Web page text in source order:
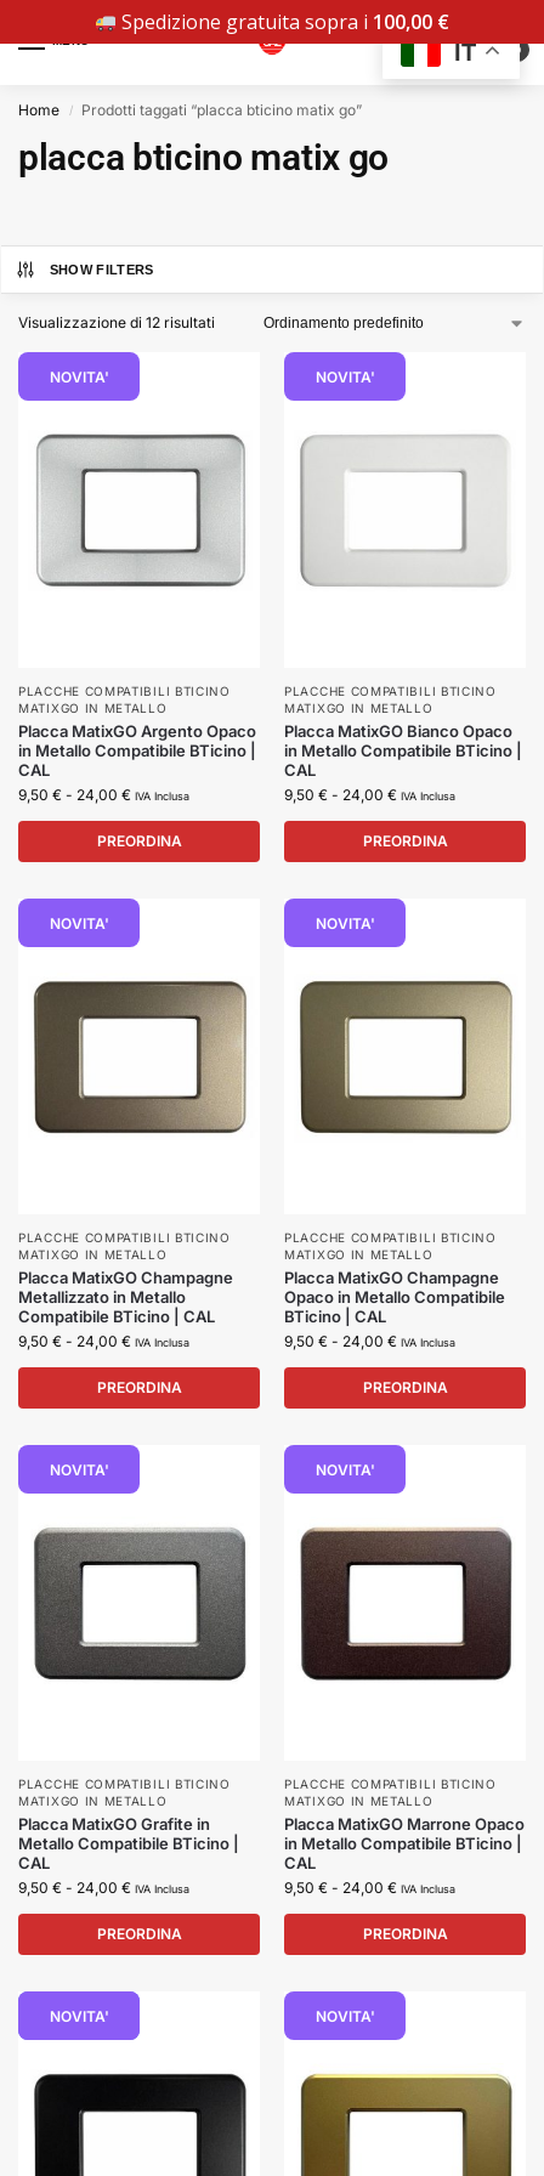
0
Home / Prodotti taggati “placca bticino matix go”
placca bticino matix go
SHOW FILTERS
Visualizzazione di 12 risultati
NOVITA'
PLACCHE COMPATIBILI BTICINO
MATIXGO IN METALLO
Placca MatixGO Argento Opaco
in Metallo Compatibile BTicino |
CAL
9,50 € - 24,00 € IVA Inclusa
PREORDINA
NOVITA'
PLACCHE COMPATIBILI BTICINO
MATIXGO IN METALLO
Placca MatixGO Bianco Opaco
in Metallo Compatibile BTicino |
CAL
9,50 € - 24,00 € IVA Inclusa
PREORDINA
NOVITA'
PLACCHE COMPATIBILI BTICINO
MATIXGO IN METALLO
Placca MatixGO Champagne
Metallizzato in Metallo
Compatibile BTicino | CAL
9,50 € - 24,00 € IVA Inclusa
PREORDINA
NOVITA'
PLACCHE COMPATIBILI BTICINO
MATIXGO IN METALLO
Placca MatixGO Champagne
Opaco in Metallo Compatibile
BTicino | CAL
9,50 € - 24,00 € IVA Inclusa
PREORDINA
NOVITA'
PLACCHE COMPATIBILI BTICINO
MATIXGO IN METALLO
Placca MatixGO Grafite in
Metallo Compatibile BTicino |
CAL
9,50 € - 24,00 € IVA Inclusa
PREORDINA
NOVITA'
PLACCHE COMPATIBILI BTICINO
MATIXGO IN METALLO
Placca MatixGO Marrone Opaco
in Metallo Compatibile BTicino |
CAL
9,50 € - 24,00 € IVA Inclusa
PREORDINA
NOVITÀ
NOVITA' NOVITA'
IT
Spedizione gratuita sopra i 100,00 €